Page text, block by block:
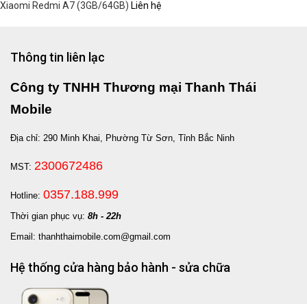
Xiaomi Redmi A7 (3GB/64GB) Liên hệ
Thông tin liên lạc
Công ty TNHH Thương mại Thanh Thái
Mobile
Địa chỉ: 290 Minh Khai, Phường Từ Sơn, Tỉnh Bắc Ninh
MST: 2300672486
Hotline: 0357.188.999
Thời gian phục vụ: 8h - 22h
Email: thanhthaimobile.com@gmail.com
Hệ thống cửa hàng bảo hành - sửa chữa